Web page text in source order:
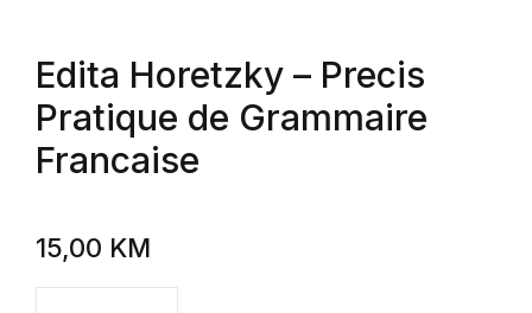
Edita Horetzky – Precis
Pratique de Grammaire
Francaise
15,00 KM